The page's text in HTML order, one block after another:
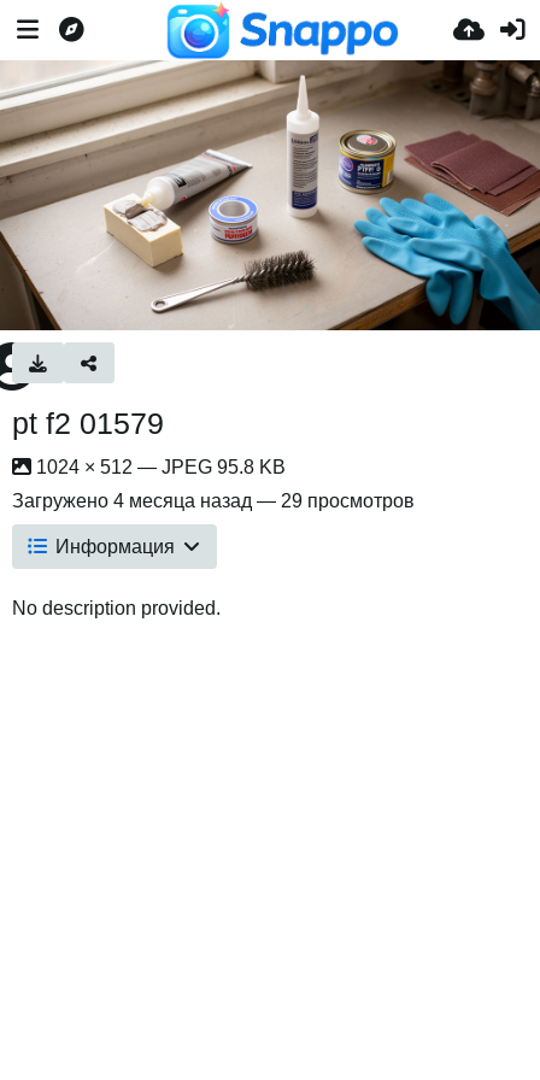
pt f2 01579
1024 × 512 — JPEG 95.8 KB
Загружено 4 месяца назад — 29 просмотров
Информация
No description provided.